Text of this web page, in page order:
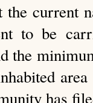
current
to be
the
has